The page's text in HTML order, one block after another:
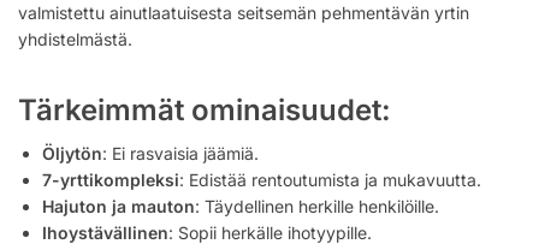
valmistettu ainutlaatuisesta seitsemän pehmentävän yrtin
yhdistelmästä.
Tärkeimmät ominaisuudet:
Öljytön: Ei rasvaisia jäämiä.
7-yrttikompleksi: Edistää rentoutumista ja mukavuutta.
Hajuton ja mauton: Täydellinen herkille henkilöille.
Ihoystävällinen: Sopii herkälle ihotyypille.